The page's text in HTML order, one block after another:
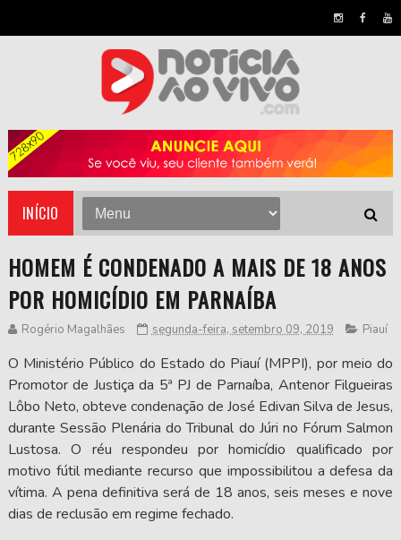
INÍCIO
HOMEM É CONDENADO A MAIS DE 18 ANOS
POR HOMICÍDIO EM PARNAÍBA
Rogério Magalhães segunda-feira, setembro 09, 2019 Piauí
O Ministério Público do Estado do Piauí (MPPI), por meio do
Promotor de Justiça da 5ª PJ de Parnaíba, Antenor Filgueiras
Lôbo Neto, obteve condenação de José Edivan Silva de Jesus,
durante Sessão Plenária do Tribunal do Júri no Fórum Salmon
Lustosa. O réu respondeu por homicídio qualificado por
motivo fútil mediante recurso que impossibilitou a defesa da
vítima. A pena definitiva será de 18 anos, seis meses e nove
dias de reclusão em regime fechado.